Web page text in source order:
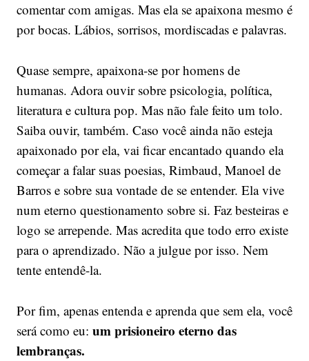
comentar com amigas. Mas ela se apaixona mesmo é
por bocas. Lábios, sorrisos, mordiscadas e palavras.
Quase sempre, apaixona-se por homens de
humanas. Adora ouvir sobre psicologia, política,
literatura e cultura pop. Mas não fale feito um tolo.
Saiba ouvir, também. Caso você ainda não esteja
apaixonado por ela, vai ficar encantado quando ela
começar a falar suas poesias, Rimbaud, Manoel de
Barros e sobre sua vontade de se entender. Ela vive
num eterno questionamento sobre si. Faz besteiras e
logo se arrepende. Mas acredita que todo erro existe
para o aprendizado. Não a julgue por isso. Nem
tente entendê-la.
Por fim, apenas entenda e aprenda que sem ela, você
será como eu: um prisioneiro eterno das
lembranças.